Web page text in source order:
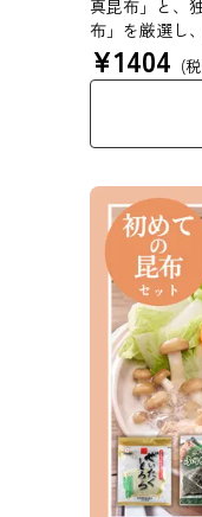
真昆布」と、
布」を厳選し
ぜいたくな味
¥1404 (